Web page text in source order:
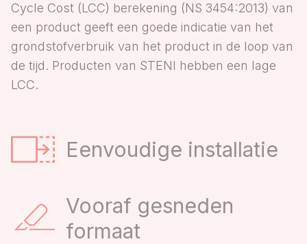
Cycle Cost (LCC) berekening (NS 3454:2013) van
een product geeft een goede indicatie van het
grondstofverbruik van het product in de loop van
de tijd. Producten van STENI hebben een lage
LCC.
Eenvoudige installatie
Vooraf gesneden
formaat